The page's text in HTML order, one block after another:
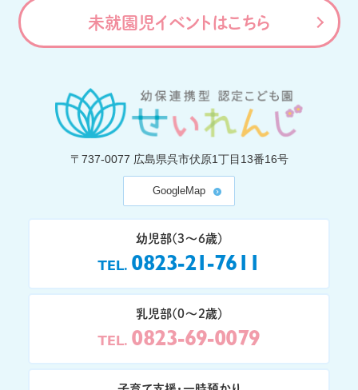
未就園児イベントはこちら
〒737-0077 広島県呉市伏原1丁目13番16号
GoogleMap
幼児部(3〜6歳)
TEL 0823-21-7611
乳児部(0〜2歳)
TEL 0823-69-0079